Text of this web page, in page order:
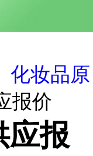
化妆品原
报价
应报